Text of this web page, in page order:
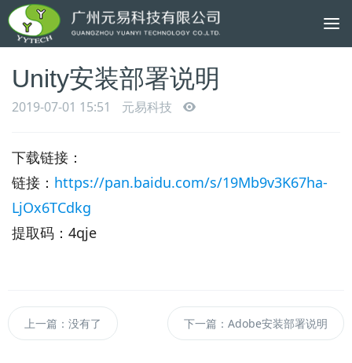
Unity安装部署说明
2019-07-01 15:51 元易科技
下载链接：
链接： https://pan.baidu.com/s/19Mb9v3K67ha-
LjOx6TCdkg
提取码：4qje
上一篇：没有了 下一篇：Adobe安装部署说明